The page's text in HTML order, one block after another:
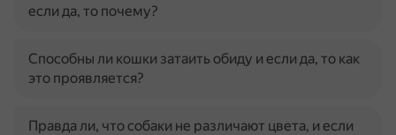
если да, то почему?
Способны ли кошки затаить обиду и если да, то как
это проявляется?
Правда ли, что собаки не различают цвета, и если